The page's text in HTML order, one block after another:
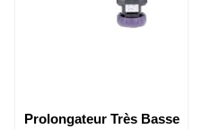
Prolongateur Très Basse